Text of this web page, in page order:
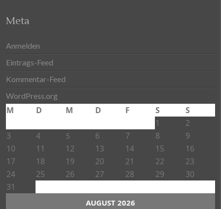
Meta
Anmelden
Eintrags-Feed
Kommentar-Feed
WordPress.org
AUGUST 2026
M D M D F S
S
1
2
3
4 5 6 7 8
9
10
11 12 13 14 15
16
17
18 19 20 21 22
23
24
25 26 27 28 29
30
31